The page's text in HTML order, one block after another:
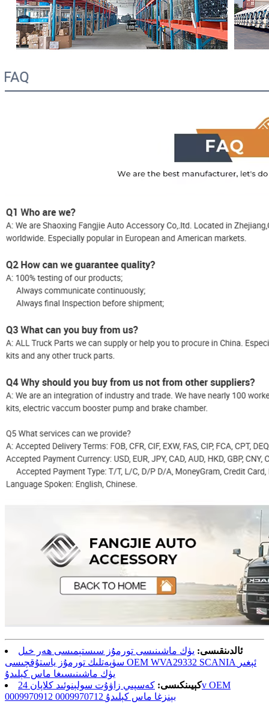
ئالدىنقىسى: يۈك ماشىنىسى تورمۇز سىستېمىسى ھەر خىل
سۈپەتلىك تورمۇز ياستۇقچىسى OEM WVA29332 SCANIA ئېغىر
يۈك ماشىنىسىغا ماس كېلىدۇ
كېيىنكىسى:
كەسپىي زاۋۇت سولېنوئىد كلاپان 24v OEM
0009970912 0009970712 بېنزغا ماس كېلىدۇ